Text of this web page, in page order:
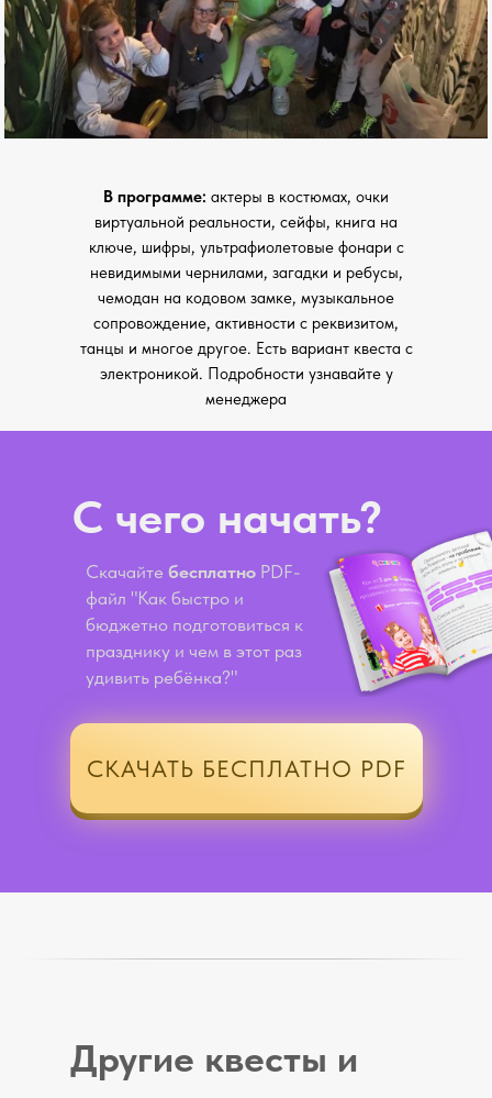
В программе: актеры в костюмах, очки
виртуальной реальности, сейфы, книга на
ключе, шифры, ультрафиолетовые фонари с
невидимыми чернилами, загадки и ребусы,
чемодан на кодовом замке, музыкальное
сопровождение, активности с реквизитом,
танцы и многое другое. Есть вариант квеста с
электроникой. Подробности узнавайте у
менеджера
С чего начать?
Скачайте бесплатно PDF-
файл "Как быстро и
бюджетно подготовиться к
празднику и чем в этот раз
удивить ребёнка?"
СКАЧАТЬ БЕСПЛАТНО PDF
Другие квесты и